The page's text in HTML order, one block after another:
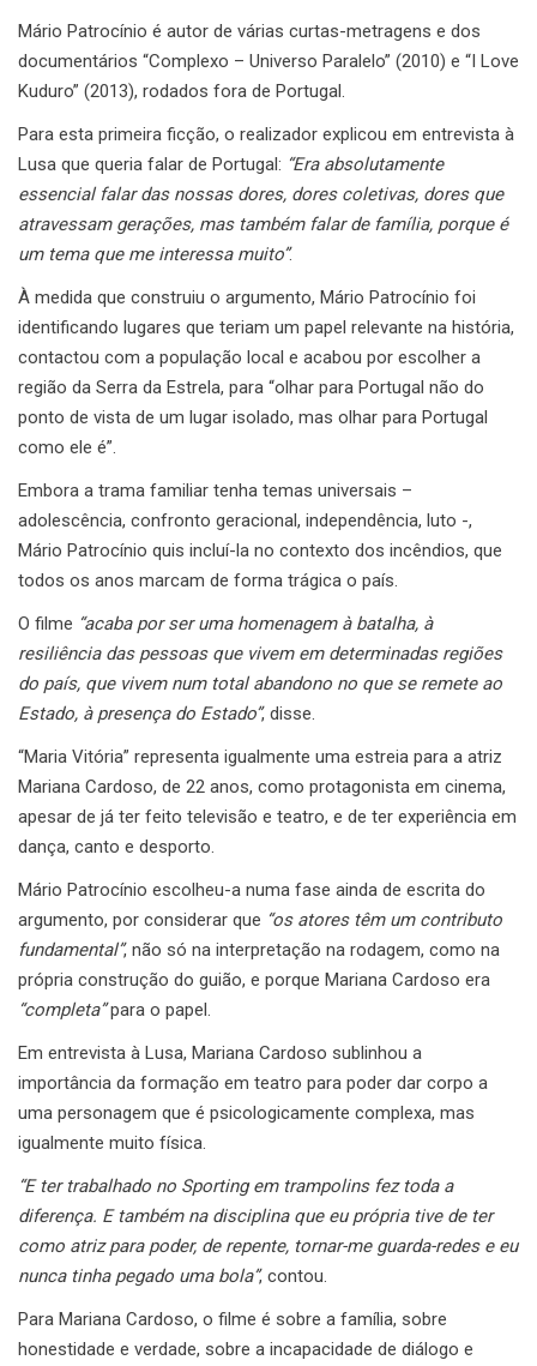
Mário Patrocínio é autor de várias curtas-metragens e dos
documentários “Complexo – Universo Paralelo” (2010) e “I Love
Kuduro” (2013), rodados fora de Portugal.
Para esta primeira ficção, o realizador explicou em entrevista à
Lusa que queria falar de Portugal: “Era absolutamente
essencial falar das nossas dores, dores coletivas, dores que
atravessam gerações, mas também falar de família, porque é
um tema que me interessa muito”.
À medida que construiu o argumento, Mário Patrocínio foi
identificando lugares que teriam um papel relevante na história,
contactou com a população local e acabou por escolher a
região da Serra da Estrela, para “olhar para Portugal não do
ponto de vista de um lugar isolado, mas olhar para Portugal
como ele é”.
Embora a trama familiar tenha temas universais –
adolescência, confronto geracional, independência, luto -,
Mário Patrocínio quis incluí-la no contexto dos incêndios, que
todos os anos marcam de forma trágica o país.
O filme “acaba por ser uma homenagem à batalha, à
resiliência das pessoas que vivem em determinadas regiões
do país, que vivem num total abandono no que se remete ao
Estado, à presença do Estado”, disse.
“Maria Vitória” representa igualmente uma estreia para a atriz
Mariana Cardoso, de 22 anos, como protagonista em cinema,
apesar de já ter feito televisão e teatro, e de ter experiência em
dança, canto e desporto.
Mário Patrocínio escolheu-a numa fase ainda de escrita do
argumento, por considerar que “os atores têm um contributo
fundamental”, não só na interpretação na rodagem, como na
própria construção do guião, e porque Mariana Cardoso era
“completa”para o papel.
Em entrevista à Lusa, Mariana Cardoso sublinhou a
importância da formação em teatro para poder dar corpo a
uma personagem que é psicologicamente complexa, mas
igualmente muito física.
“E ter trabalhado no Sporting em trampolins fez toda a
diferença. E também na disciplina que eu própria tive de ter
como atriz para poder, de repente, tornar-me guarda-redes e eu
nunca tinha pegado uma bola”, contou.
Para Mariana Cardoso, o filme é sobre a família, sobre
honestidade e verdade, sobre a incapacidade de diálogo e